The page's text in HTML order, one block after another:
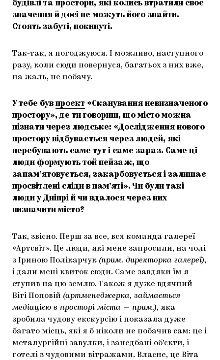
будівлі та простори, які колись втратили своє
значення й досі не можуть його знайти.
Стоять забуті, покинуті.
Так-так, я погоджуюся. І можливо, наступного
разу, коли сюди повернуся, багатьох з них вже,
на жаль, не побачу.
У тебе був проєкт «Сканування невизначеного
простору», де ти говориш, що місто можна
пізнати через людське: «Дослідження нового
простору відбувається через людей, які
перебувають саме тут і саме зараз. Саме ці
люди формують той пейзаж, що
запам’ятовується, закарбовується і залишає
просвітлені сліди в пам’яті». Чи були такі
люди у Дніпрі й чи вдалося через них
визначити місто?
Так, звісно. Перш за все, вся команда галереї
«Артсвіт». Це люди, які мене запросили, на чолі
з Іриною Полікарчук (прим. директорка галереї),
і дали мені квиток сюди. Саме завдяки їм я
ступив на цю землю. Також я дуже вдячний
Віті Поповій (артменеджерка, займається
медіацією в просторі міста — прим.), яка
зробила чудову екскурсію і показала дуже
багато місць, які я б ніколи не побачив сам: це і
металургійні завулки, і занедбані об’єкти, і
готелі з чудовими вітражами. Власне, це Віта